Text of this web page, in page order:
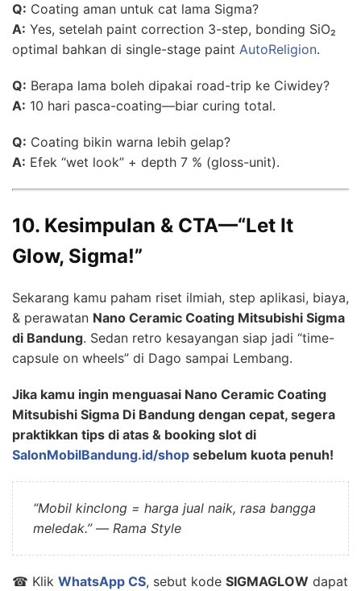
Q: Coating aman untuk cat lama Sigma?
A: Yes, setelah paint correction 3-step, bonding SiO₂
optimal bahkan di single-stage paint AutoReligion.
Q: Berapa lama boleh dipakai road-trip ke Ciwidey?
A: 10 hari pasca-coating—biar curing total.
Q: Coating bikin warna lebih gelap?
A: Efek “wet look” + depth 7 % (gloss-unit).
10. Kesimpulan & CTA—“Let It
Glow, Sigma!”
Sekarang kamu paham riset ilmiah, step aplikasi, biaya,
& perawatan Nano Ceramic Coating Mitsubishi Sigma
di Bandung. Sedan retro kesayangan siap jadi “time-
capsule on wheels” di Dago sampai Lembang.
Jika kamu ingin menguasai Nano Ceramic Coating
Mitsubishi Sigma Di Bandung dengan cepat, segera
praktikkan tips di atas & booking slot di
SalonMobilBandung.id/shop sebelum kuota penuh!
“Mobil kinclong = harga jual naik, rasa bangga
meledak.”— Rama Style
☎ Klik WhatsApp CS, sebut kode SIGMAGLOW dapat